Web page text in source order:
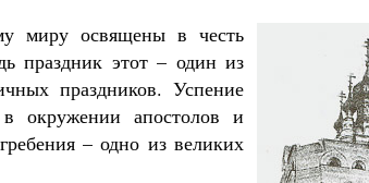
миру освящены в честь
праздник этот – один из
праздников. Успение
окружении апостолов и
– одно из великих